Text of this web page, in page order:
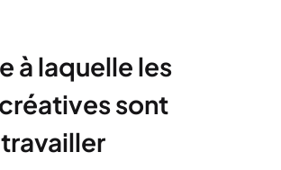
à laquelle les
sont